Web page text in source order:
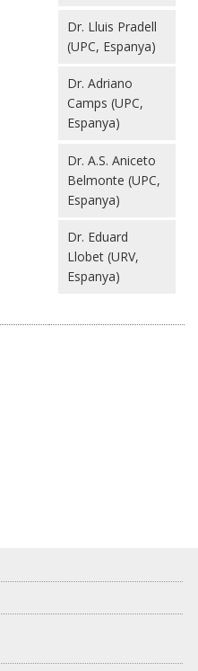
Dr. Lluis Pradell
(UPC, Espanya)
Dr. Adriano
Camps (UPC,
Espanya)
Dr. A.S. Aniceto
Belmonte (UPC,
Espanya)
Dr. Eduard
Llobet (URV,
Espanya)